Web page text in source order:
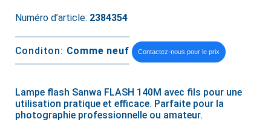
Numéro d’article: 2384354
Conditon: Comme neuf Contactez-nous pour le prix
Lampe flash Sanwa FLASH 140M avec fils pour une
utilisation pratique et efficace. Parfaite pour la
photographie professionnelle ou amateur.